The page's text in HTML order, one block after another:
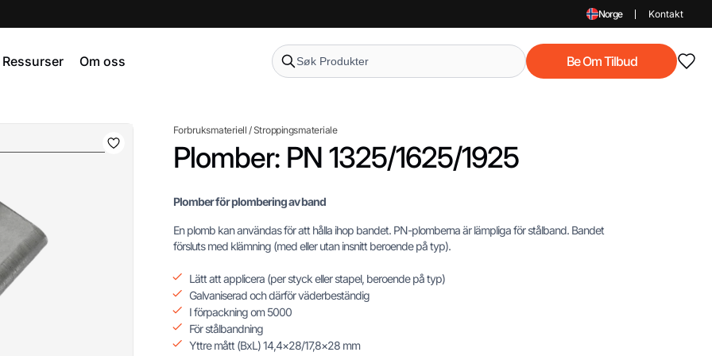
Norge Kontakt
Ressurser Om oss Be Om Tilbud
Forbruksmateriell / Stroppingsmateriale
Plomber: PN 1325/1625/1925
Plomber för plombering av band
En plomb kan användas för att hålla ihop bandet. PN-plomberna är lämpliga för stålband. Bandet
försluts med klämning (med eller utan insnitt beroende på typ).
Lätt att applicera (per styck eller stapel, beroende på typ)
Galvaniserad och därför väderbeständig
I förpackning om 5000
För stålbandning
Yttre mått (BxL) 14,4×28/17,8×28 mm